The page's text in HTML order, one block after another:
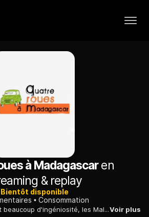
à Madagascaren
& replay
Bientôt disponible
Consommation
Avec quelques outils et beaucoup d'ingéniosité, les Malgaches ont su redonner vie aux voitures d'occasions venues d'Europe.Voir plus